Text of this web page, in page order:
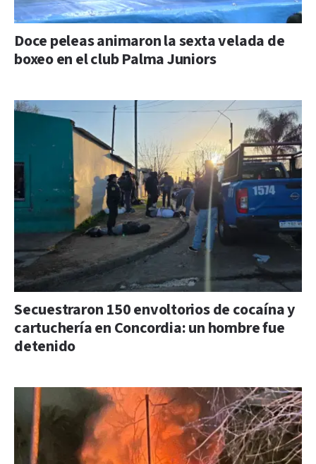
Doce peleas animaron la sexta velada de
boxeo en el club Palma Juniors
Secuestraron 150 envoltorios de cocaína y
cartuchería en Concordia: un hombre fue
detenido